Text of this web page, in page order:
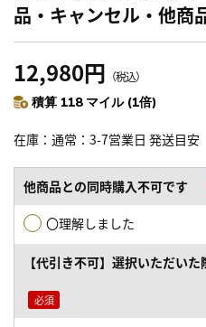
品・キャンセル・他商
12,980円 （税込）
積算 118 マイル (1倍)
在庫 通常：3-7営業日 発送目安
他商品との同時購入不可です
〇理解しました
【代引き不可】選択いただい